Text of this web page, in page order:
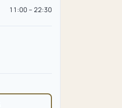
11:00 – 22:30